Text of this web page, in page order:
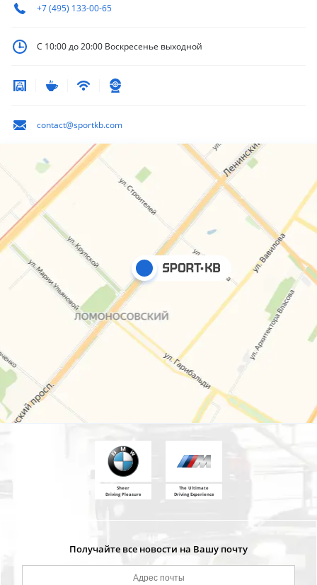
+7 (495) 133-00-65
С 10:00 до 20:00 Воскресенье выходной
contact@sportkb.com
Sheer
Driving Pleasure
The Ultimate
Driving Experience
Получайте все новости на Вашу почту